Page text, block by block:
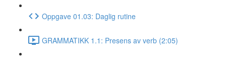
Oppgave 01.03: Daglig rutine
GRAMMATIKK 1.1: Presens av verb (2:05)